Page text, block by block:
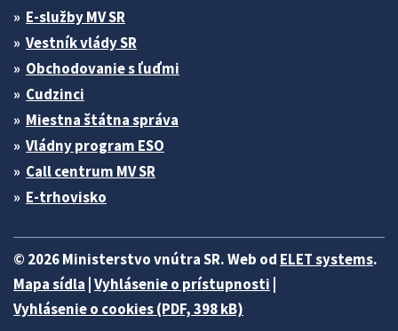
E-služby MV SR
Vestník vlády SR
Obchodovanie s ľuďmi
Cudzinci
Miestna štátna správa
Vládny program ESO
Call centrum MV SR
E-trhovisko
© 2026 Ministerstvo vnútra SR. Web od ELET systems.
Mapa sídla Vyhlásenie o prístupnosti
Vyhlásenie o cookies (PDF, 398 kB)